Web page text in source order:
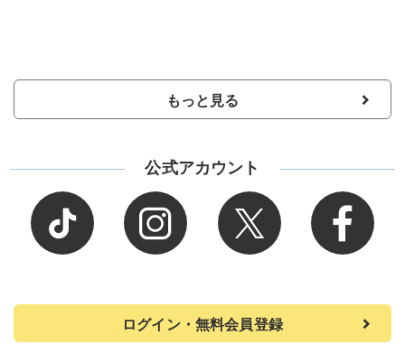
もっと見る
公式アカウント
ログイン・無料会員登録